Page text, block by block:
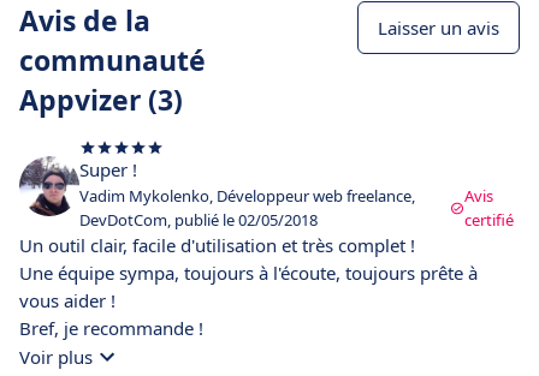
Avis de la
communauté
Appvizer (3)
Laisser un avis
Super !
Vadim Mykolenko, Développeur web freelance,
DevDotCom, publié le 02/05/2018
Avis
certifié
Un outil clair, facile d'utilisation et très complet !
Une équipe sympa, toujours à l'écoute, toujours prête à
vous aider !
Bref, je recommande !
Voir plus